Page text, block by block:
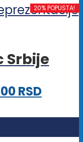
20% POPUSTA!
Srbije
RSD